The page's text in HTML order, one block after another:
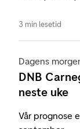
3 min lesetid
Dagens
DNB
neste uke
Vår prognose